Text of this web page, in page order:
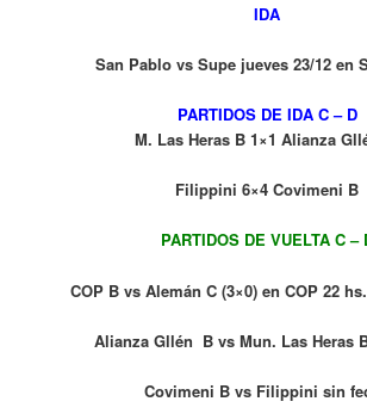
IDA
San Pablo vs Supe jueves 23/12 en
PARTIDOS DE IDA C – D
M. Las Heras B 1×1 Alianza
Filippini 6×4 Covimeni B
PARTIDOS DE VUELTA C –
COP B vs Alemán C (3×0) en COP 22
Alianza Gllén B vs Mun. Las Heras
Covimeni B vs Filippini sin